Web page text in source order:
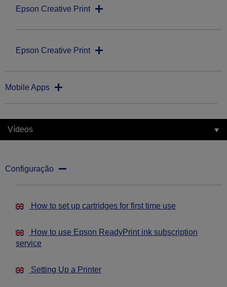
Epson Creative Print
Epson Creative Print
Mobile Apps
Vídeos
Configuração
How to set up cartridges for first time use
How to use Epson ReadyPrint ink subscription
service
Setting Up a Printer